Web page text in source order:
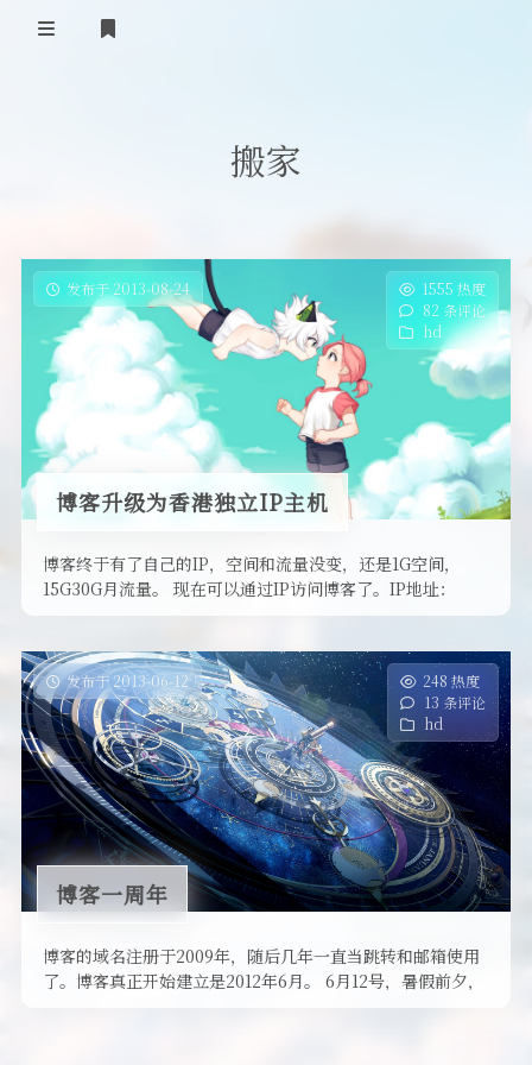
友情链接
留言板
关于
搬家
发布于 2013-08-24
1555 热度
82 条评论
hd
博客升级为香港独立IP主机
博客终于有了自己的IP，空间和流量没变，还是1G空间，
15G30G月流量。 现在可以通过IP访问博客了。IP地址：
发布于 2013-06-12
248 热度
13 条评论
hd
博客一周年
博客的域名注册于2009年，随后几年一直当跳转和邮箱使用
了。博客真正开始建立是2012年6月。 6月12号，暑假前夕，